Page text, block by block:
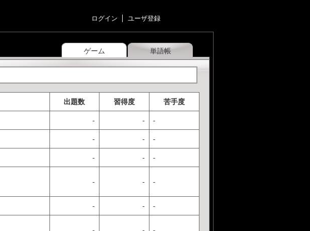
ログイン ユーザ登録
ゲーム 単語帳
出題数 習得度 苦手度
- - -
- - -
- - -
- - -
- - -